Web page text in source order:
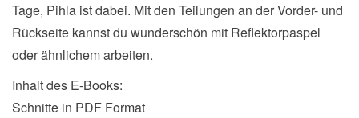
Tage, Pihla ist dabei. Mit den Teilungen an der Vorder- und
Rückseite kannst du wunderschön mit Reflektorpaspel
oder ähnlichem arbeiten.
Inhalt des E-Books:
Schnitte in PDF Format